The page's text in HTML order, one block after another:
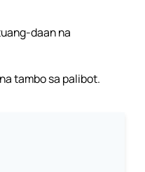
daan na
tambo sa palibot.